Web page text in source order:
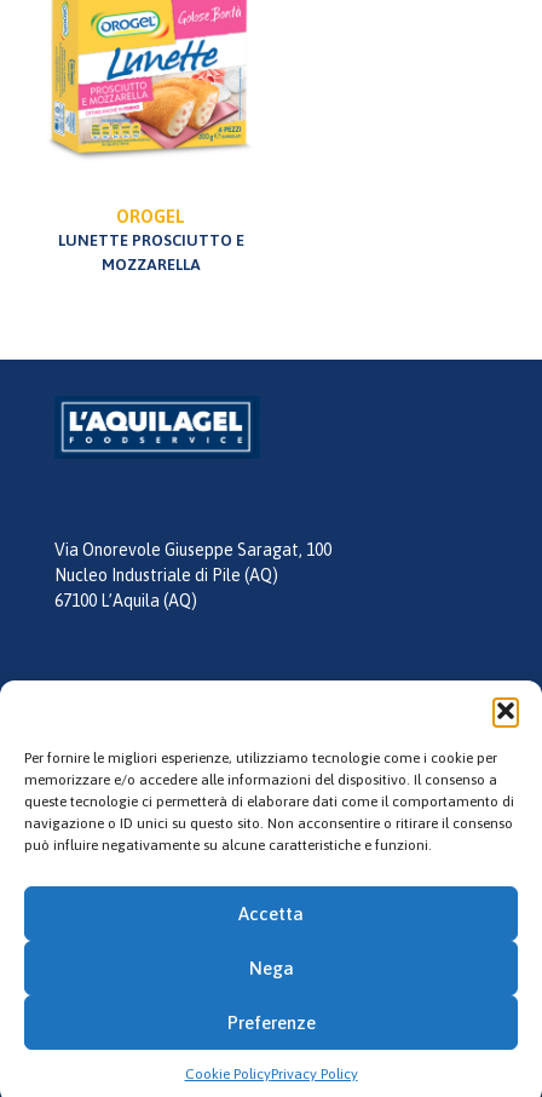
Per fornire le migliori esperienze, utilizziamo tecnologie come i cookie per
memorizzare e/o accedere alle informazioni del dispositivo. Il consenso a
queste tecnologie ci permetterà di elaborare dati come il comportamento di
navigazione o ID unici su questo sito. Non acconsentire o ritirare il consenso
può influire negativamente su alcune caratteristiche e funzioni.
Accetta
Nega
Preferenze
Cookie PolicyPrivacy Policy
OROGEL
LUNETTE PROSCIUTTO E
MOZZARELLA
Via Onorevole Giuseppe Saragat, 100
Nucleo Industriale di Pile (AQ)
67100 L’Aquila (AQ)
Follow us
Credits